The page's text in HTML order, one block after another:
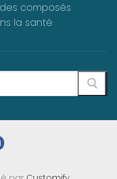
composés
la santé